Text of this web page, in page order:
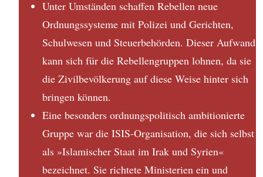
Unter Umständen schaffen Rebellen neue
Ordnungssysteme mit Polizei und Gerichten,
Schulwesen und Steuerbehörden. Dieser Aufwand
kann sich für die Rebellengruppen lohnen, da sie
die Zivilbevölkerung auf diese Weise hinter sich
bringen können.
Eine besonders ordnungspolitisch ambitionierte
Gruppe war die ISIS-Organisation, die sich selbst
als »Islamischer Staat im Irak und Syrien«
bezeichnet. Sie richtete Ministerien ein und